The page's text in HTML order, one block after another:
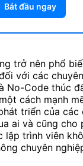
Bắt đầu ngay
trở nên phổ
với các
No-Code thúc
cách mạnh
triển của các
ai và cũng cho
lập trình viên
chuyên